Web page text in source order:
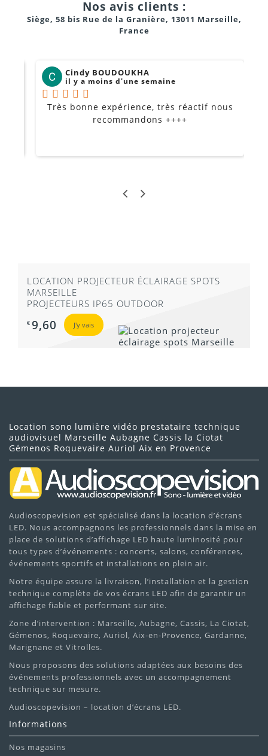
"Built-Like-A-
Tank"
les pistes pendant les pauses tout en laissant passer la
Nos avis clients :
Siège, 58 bis Rue de la Granière, 13011 Marseille,
France
Cindy BOUDOUKHA
il y a moins d'une semaine
Très bonne expérience, très réactif nous
recommandons ++++
LOCATION PROJECTEUR ÉCLAIRAGE SPOTS
MARSEILLE
PROJECTEURS IP65 OUTDOOR
€ 9,60 J'y vais
Location sono lumière vidéo prestataire technique
audiovisuel Marseille Aubagne Cassis la Ciotat
Gémenos Roquevaire Auriol Aix en Provence
Audioscopevision est spécialisé dans la location d’écrans
LED. Nous accompagnons les professionnels dans la mise en
place de solutions d’affichage LED haute luminosité pour
tous types d’événements : concerts, salons, conférences,
événements sportifs et installations en plein air.
Notre équipe assure la livraison, l’installation et la gestion
technique complète de vos écrans LED afin de garantir un
affichage fiable et performant sur site.
Zone d’intervention : Marseille, Aubagne, Cassis, La Ciotat,
Gémenos, Roquevaire, Auriol, Aix-en-Provence, Gardanne,
Marignane et Vitrolles.
Nous proposons des solutions adaptées aux besoins des
événements professionnels avec un accompagnement
technique sur mesure.
Audioscopevision – location d’écrans LED.
Informations
Nos magasins